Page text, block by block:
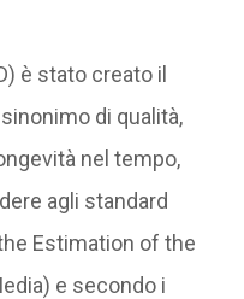
è stato creato il
di qualità,
nel tempo,
agli standard
Estimation of the
e secondo i